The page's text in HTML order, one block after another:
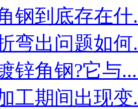
钢到底存在什
弯出问题如何
锌角钢?它与
工期间出现变